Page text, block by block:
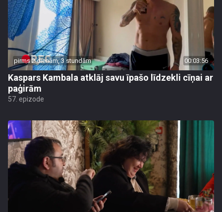
pirms 2 dienām, 3 stundām 00:03:56
Kaspars Kambala atklāj savu īpašo līdzekli cīņai ar
paģirām
57. epizode